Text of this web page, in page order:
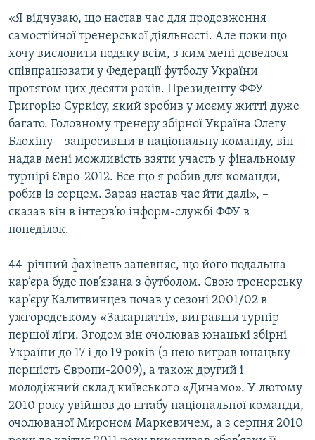
ДОЛУЧАЙСЯ!
Усі сайти RFE/RL
«Я відчуваю, що настав час для продовження
самостійної тренерської діяльності. Але поки що
хочу висловити подяку всім, з ким мені довелося
співпрацювати у Федерації футболу України
протягом цих десяти років. Президенту ФФУ
Григорію Суркісу, який зробив у моєму житті дуже
багато. Головному тренеру збірної Україна Олегу
Блохіну – запросивши в національну команду, він
надав мені можливість взяти участь у фінальному
турнірі Євро-2012. Все що я робив для команди,
робив із серцем. Зараз настав час йти далі», –
сказав він в інтерв’ю інформ-службі ФФУ в
понеділок.
44-річний фахівець запевняє, що його подальша
кар’єра буде пов’язана з футболом. Свою тренерську
кар’єру Калитвинцев почав у сезоні 2001/02 в
ужгородському «Закарпатті», вигравши турнір
першої ліги. Згодом він очолював юнацькі збірні
України до 17 і до 19 років (з нею виграв юнацьку
першість Європи-2009), а також другий і
молодіжний склад київського «Динамо». У лютому
2010 року увійшов до штабу національної команди,
очолюваної Мироном Маркевичем, а з серпня 2010